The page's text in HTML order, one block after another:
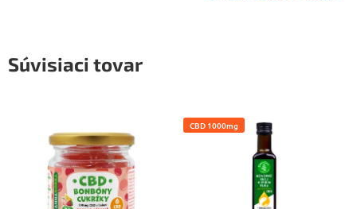
Súvisiaci tovar
CBD 1000mg